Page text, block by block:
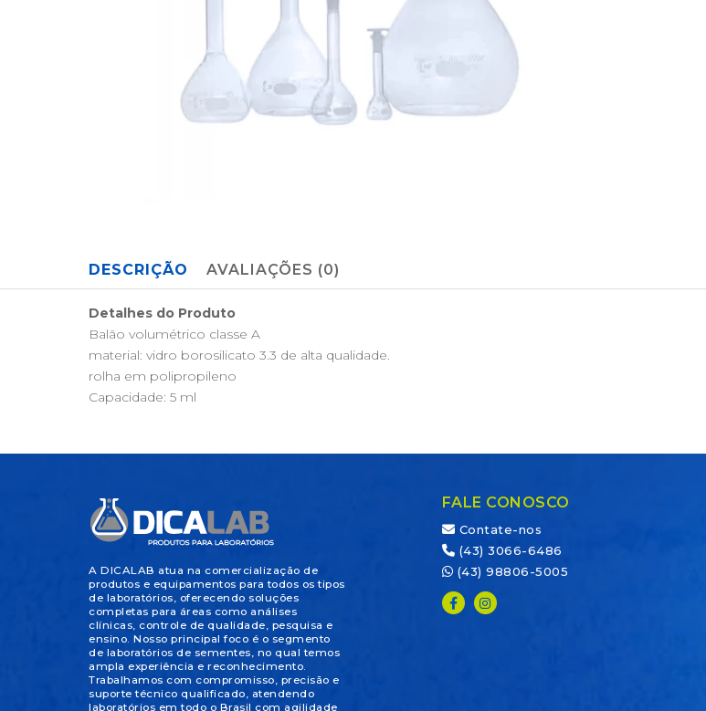
DESCRIÇÃO AVALIAÇÕES (0)
Detalhes do Produto
Balão volumétrico classe A
material: vidro borosilicato 3.3 de alta qualidade.
rolha em polipropileno
Capacidade: 5 ml
A DICALAB atua na comercialização de
produtos e equipamentos para todos os tipos
de laboratórios, oferecendo soluções
completas para áreas como análises
clínicas, controle de qualidade, pesquisa e
ensino. Nosso principal foco é o segmento
de laboratórios de sementes, no qual temos
ampla experiência e reconhecimento.
Trabalhamos com compromisso, precisão e
suporte técnico qualificado, atendendo
laboratórios em todo o Brasil com agilidade
FALE CONOSCO
Contate-nos
(43) 3066-6486
(43) 98806-5005